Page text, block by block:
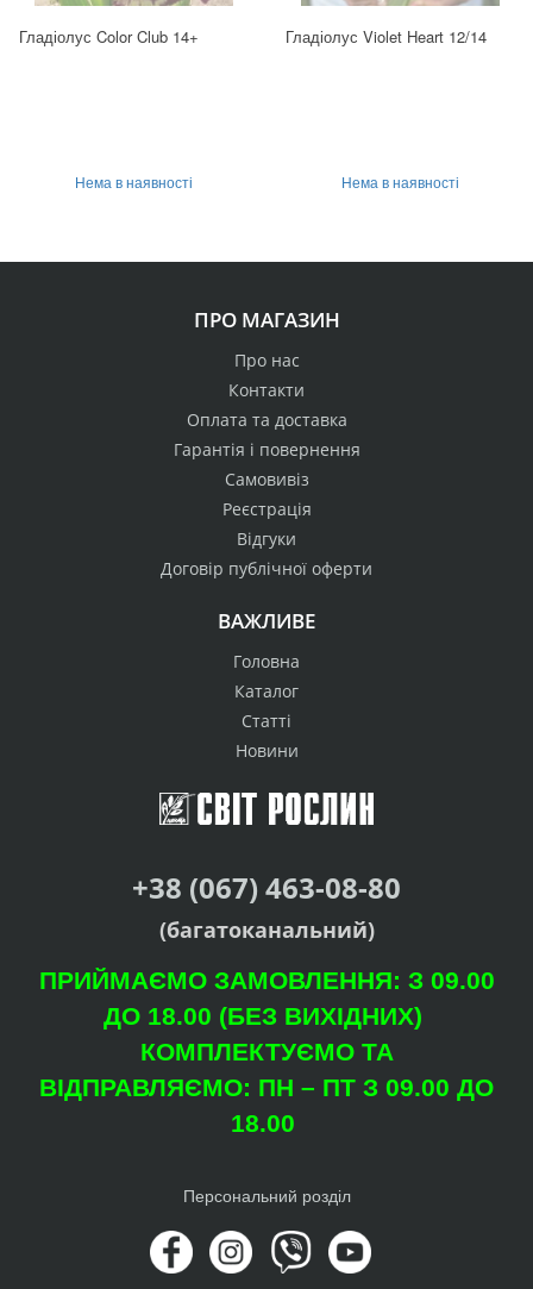
Гладіолус Color Club 14+
Нема в наявності
Гладіолус Violet Heart 12/14
Нема в наявності
ПРО МАГАЗИН
Про нас
Контакти
Оплата та доставка
Гарантія і повернення
Самовивіз
Реєстрація
Відгуки
Договір публічної оферти
ВАЖЛИВЕ
Головна
Каталог
Статті
Новини
+38 (067) 463-08-80
(багатоканальний)
ПРИЙМАЄМО ЗАМОВЛЕННЯ: З 09.00
ДО 18.00 (БЕЗ ВИХІДНИХ)
КОМПЛЕКТУЄМО ТА
ВІДПРАВЛЯЄМО: ПН – ПТ З 09.00 ДО
18.00
Персональний розділ